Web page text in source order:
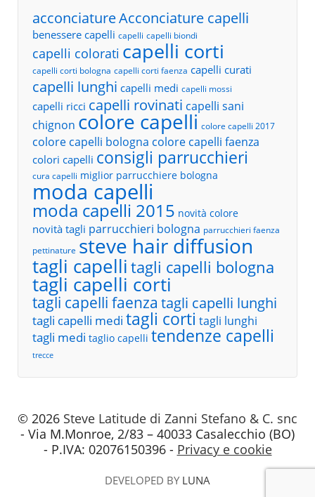
acconciatureAcconciature capelli
benessere capelli capelli capelli biondi
capelli colorati capelli corti
capelli corti bologna capelli corti faenza capelli curati
capelli lunghi capelli medi capelli mossi
capelli ricci capelli rovinati capelli sani
chignon colore capelli colore capelli 2017
colore capelli bologna colore capelli faenza
colori capelli consigli parrucchieri
cura capelli miglior parrucchiere bologna
moda capelli
moda capelli 2015 novità colore
novità tagli parrucchieri bologna parrucchieri faenza
pettinature steve hair diffusion
tagli capelli tagli capelli bologna
tagli capelli corti
tagli capelli faenza tagli capelli lunghi
tagli capelli medi tagli corti tagli lunghi
tagli medi taglio capelli tendenze capelli
trecce
© 2026 Steve Latitude di Zanni Stefano & C. snc
- Via M.Monroe, 2/83 – 40033 Casalecchio (BO)
- P.IVA: 02076150396 - Privacy e cookie
DEVELOPED BY LUNA